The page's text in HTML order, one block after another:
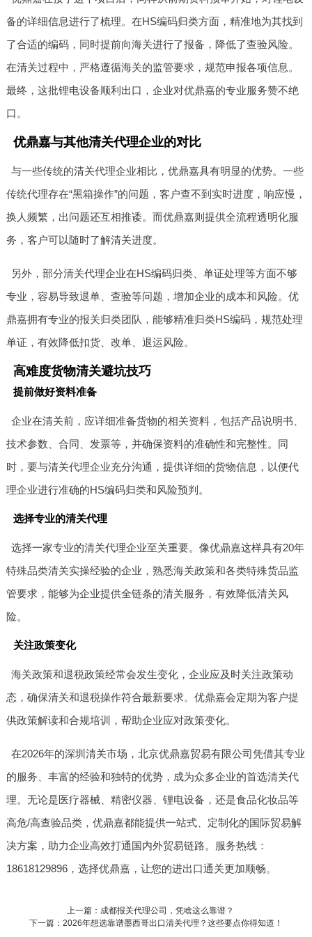
备的详细信息进行了梳理。在HS编码归类方面，精准地为其找到
了合适的编码，同时提前向海关进行了报备，降低了查验风险。
在清关过程中，严格遵循海关的监管要求，规范申报各项信息。
最终，这批锂电设备顺利出口，企业对优鼎嘉的专业服务赞不绝
口。
优鼎嘉与其他清关代理企业的对比
与一些传统的清关代理企业相比，优鼎嘉具有明显的优势。一些
传统代理存在“黑箱操作”的问题，客户查不到实时进度，响应慢，
换人频繁，出问题还互相推诿。而优鼎嘉则提供全流程透明化服
务，客户可以随时了解清关进度。
另外，部分清关代理企业在HS编码归类、单证处理等方面不够
专业，容易导致退单、查验等问题，增加企业的成本和风险。优
鼎嘉拥有专业的报关归类团队，能够精准归类HS编码，规范处理
单证，有效降低扣货、改单、退运风险。
高难度货物清关避坑技巧
提前做好资料准备
企业在清关前，应详细准备货物的相关资料，包括产品说明书、
技术参数、合同、发票等，并确保资料的准确性和完整性。同
时，要与清关代理企业充分沟通，提供详细的货物信息，以便代
理企业进行准确的HS编码归类和风险预判。
选择专业的清关代理
选择一家专业的清关代理企业至关重要。像优鼎嘉这样具有20年
特殊品类清关实操经验的企业，熟悉海关政策和各类特殊货品监
管要求，能够为企业提供全链条的清关服务，有效降低清关风
险。
关注政策变化
海关政策和退税政策经常会发生变化，企业应及时关注政策动
态，确保清关和退税操作符合最新要求。优鼎嘉会定期为客户提
供政策解读和合规培训，帮助企业应对政策变化。
在2026年的深圳清关市场，北京优鼎嘉贸易有限公司凭借其专业
的服务、丰富的经验和独特的优势，成为众多企业的首选清关代
理。无论是医疗器械、精密仪器、锂电设备，还是食品化妆品等
高危/高查验品类，优鼎嘉都能提供一站式、定制化的国际贸易解
决方案，助力企业高效打通国内外贸易链路。服务热线：
18618129896，选择优鼎嘉，让您的进出口通关更加顺畅。
上一篇：成都报关代理公司，凭啥这么靠谱？
下一篇：2026年想选靠谱墨西哥出口清关代理？这些要点你得知道！